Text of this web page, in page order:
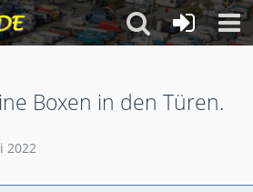
Boxen in den Türen.
2022